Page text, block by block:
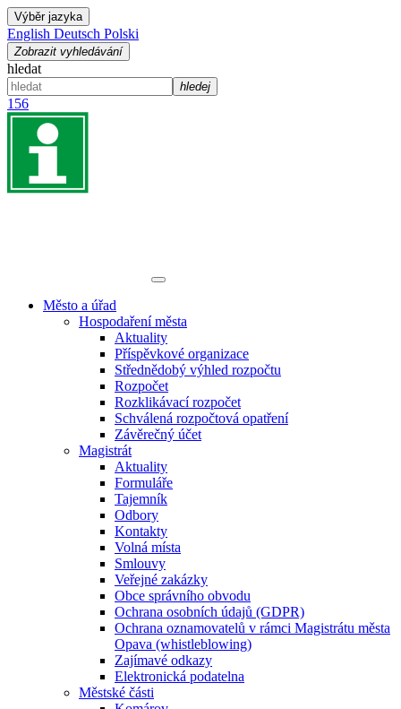
Výběr jazyka
English Deutsch Polski
Zobrazit vyhledávání
hledat
hledej
156
Město a úřad
Hospodaření města
Aktuality
Příspěvkové organizace
Střednědobý výhled rozpočtu
Rozpočet
Rozklikávací rozpočet
Schválená rozpočtová opatření
Závěrečný účet
Magistrát
Aktuality
Formuláře
Tajemník
Odbory
Kontakty
Volná místa
Smlouvy
Veřejné zakázky
Obce správního obvodu
Ochrana osobních údajů (GDPR)
Ochrana oznamovatelů v rámci Magistrátu města
Opava (whistleblowing)
Zajímavé odkazy
Elektronická podatelna
Městské části